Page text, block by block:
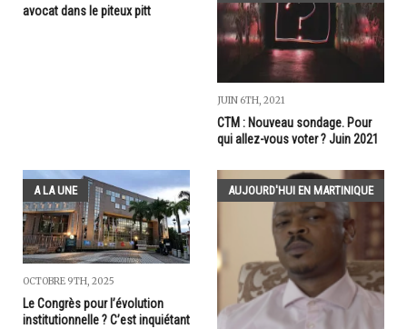
avocat dans le piteux pitt
JUIN 6TH, 2021
CTM : Nouveau sondage. Pour
qui allez-vous voter ? Juin 2021
A LA UNE
OCTOBRE 9TH, 2025
Le Congrès pour l’évolution
institutionnelle ? C’est inquiétant
AUJOURD'HUI EN MARTINIQUE